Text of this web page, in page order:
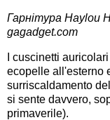
Гарнітура Haylou
gagadget.com
I cuscinetti
ecopelle all'esterno
surriscaldamento
si sente davvero,
primaverile).